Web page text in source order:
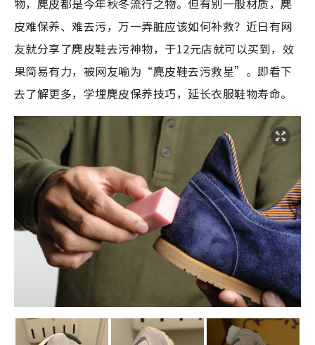
皮难保养、难去污，万一弄脏应该如何补救？近日有网
友就分享了麂皮鞋去污神物，于12元店就可以买到，效
果简易有力，被网友喻为“麂皮鞋去污救星”。即看下
去了解更多，学埋麂皮保养技巧，延长衣服鞋物寿命。